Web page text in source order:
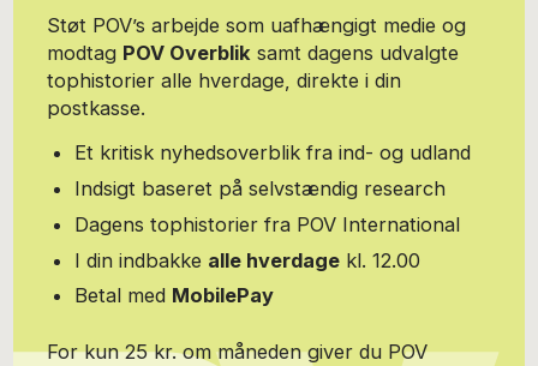
Støt POV’s arbejde som uafhængigt medie og
modtag POV Overbliksamt dagens udvalgte
tophistorier alle hverdage, direkte i din
postkasse.
Et kritisk nyhedsoverblik fra ind- og udland
Indsigt baseret på selvstændig research
Dagens tophistorier fra POV International
I din indbakke alle hverdage kl. 12.00
Betal med MobilePay
For kun 25 kr. om måneden giver du POV